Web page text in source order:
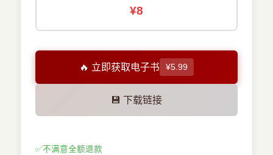
¥8
🔥 立即获取电子书 ¥5.99
💾 下载链接
✅不满意全额退款